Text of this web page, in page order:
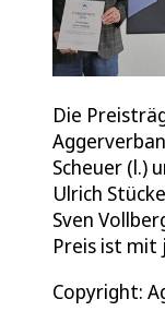
Die
Scheuer (l.)
Ulrich
Sven
Preis ist mit
Copyright: